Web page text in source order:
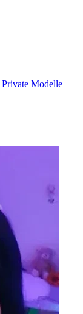
Private Modelle